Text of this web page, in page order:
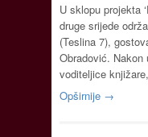
U sklopu projekta
druge srijede
(Teslina 7),
Obradović. Nakon
voditeljice
Opširnije →